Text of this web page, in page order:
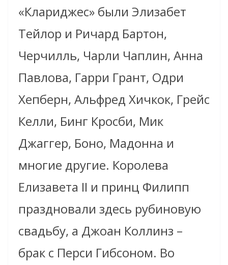
«Клариджес» были Элизабет
Тейлор и Ричард Бартон,
Черчилль, Чарли Чаплин, Анна
Павлова, Гарри Грант, Одри
Хепберн, Альфред Хичкок, Грейс
Келли, Бинг Кросби, Мик
Джаггер, Боно, Мадонна и
многие другие. Королева
Елизавета II и принц Филипп
праздновали здесь рубиновую
свадьбу, а Джоан Коллинз –
брак с Перси Гибсоном. Во